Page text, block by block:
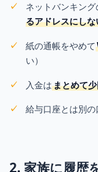
ネットバンキン
るアドレスにしな
紙の通帳をやめて
い）
入金はまとめて
給与口座とは別
2. 家族に履歴